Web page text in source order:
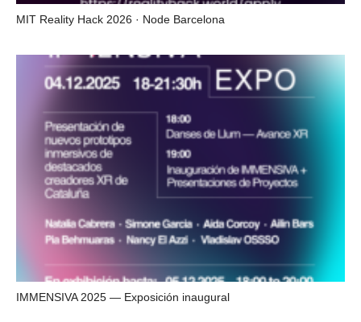
MIT Reality Hack 2026 · Node Barcelona
IMMENSIVA 2025 — Exposición inaugural